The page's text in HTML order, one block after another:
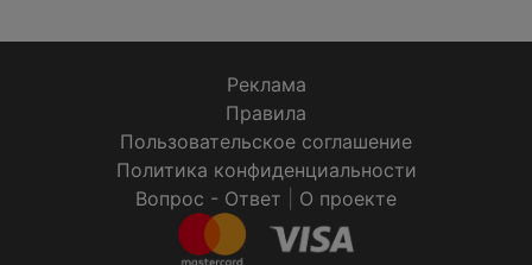
Реклама
Правила
Пользовательское соглашение
Политика конфиденциальности
Вопрос - Ответ
О проекте